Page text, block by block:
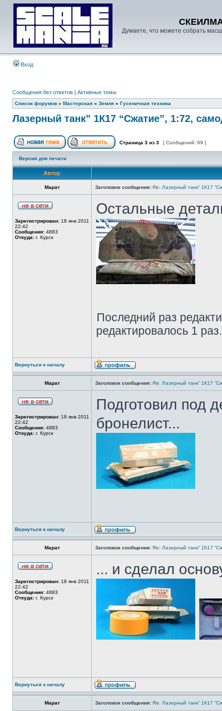
Думаете, что можете собрать
Вход
Сообщения без ответов | Активные темы
Список форумов » Мастерская » Земля » Гусеничная техника
Лазерный танк” 1К17 “Сжатие”, 1:72,
Страница 3 из 3 [ Сообщений: 69 ]
Версия для печати
Автор
Марат Заголовок сообщения: Re: Лазерный танк” 1К17
Зарегистрирован: 18 янв 2011
22:42
Сообщения: 4883
Откуда: г. Курск
Остальные
Последний раз
редактировалось 1 раз.
Вернуться к началу
Марат Заголовок сообщения: Re: Лазерный танк” 1К17
Зарегистрирован: 18 янв 2011
22:42
Сообщения: 4883
Откуда: г. Курск
Подготовил под
бронелист...
Вернуться к началу
Марат Заголовок сообщения: Re: Лазерный танк” 1К17
Зарегистрирован: 18 янв 2011
22:42
Сообщения: 4883
Откуда: г. Курск
... и сделал
Вернуться к началу
Марат Заголовок сообщения: Re: Лазерный танк” 1К17